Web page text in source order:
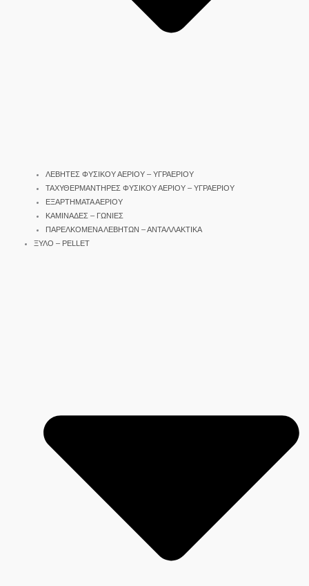
ΛΕΒΗΤΕΣ ΦΥΣΙΚΟΥ ΑΕΡΙΟΥ – ΥΓΡΑΕΡΙΟΥ
ΤΑΧΥΘΕΡΜΑΝΤΗΡΕΣ ΦΥΣΙΚΟΥ ΑΕΡΙΟΥ – ΥΓΡΑΕΡΙΟΥ
ΕΞΑΡΤΗΜΑΤΑ ΑΕΡΙΟΥ
ΚΑΜΙΝΑΔΕΣ – ΓΩΝΙΕΣ
ΠΑΡΕΛΚΟΜΕΝΑ ΛΕΒΗΤΩΝ – ΑΝΤΑΛΛΑΚΤΙΚΑ
ΞΥΛΟ – PELLET